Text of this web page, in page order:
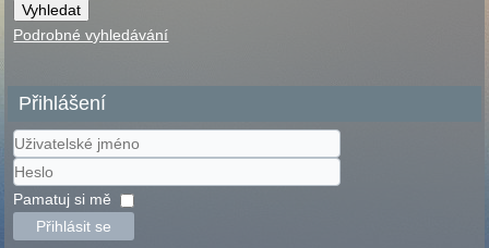
Podrobné vyhledávání
Přihlášení
Uživatelské
jméno
Heslo
Pamatuj si mě
Přihlásit se